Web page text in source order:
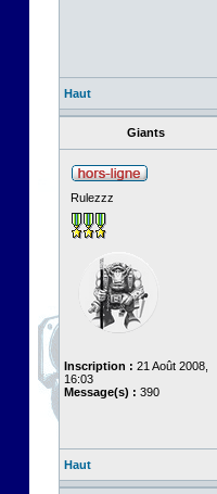
Haut
Giants
Rulezzz
Inscription : 21 Août 2008,
16:03
Message(s) : 390
Haut